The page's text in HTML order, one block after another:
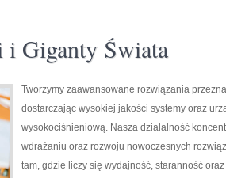
i Giganty Świata
Tworzymy zaawansowane rozwiązania
dostarczając wysokiej jakości systemy oraz
wysokociśnieniową. Nasza działalność
wdrażaniu oraz rozwoju nowoczesnych
tam, gdzie liczy się wydajność, staranność